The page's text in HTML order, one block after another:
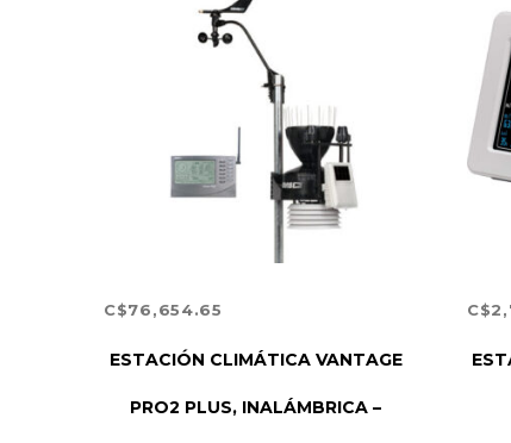
C$76,654.65
AÑADIR AL CARRITO
ESTACIÓN CLIMÁTICA VANTAGE
PRO2 PLUS, INALÁMBRICA –
C$